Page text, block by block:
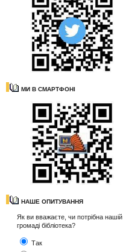
МИ В СМАРТФОНІ
НАШЕ ОПИТУВАННЯ
Як ви вважаєте, чи потрібна нашій
громаді бібліотека?
Так